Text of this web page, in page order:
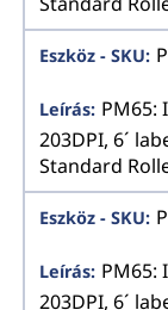
PM65:
203DPI, 6´
Standard
PM65:
203DPI, 6´